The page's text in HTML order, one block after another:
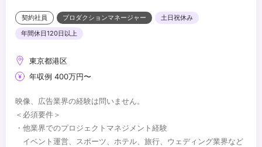
契約社員 プロダクションマネージャー
土日祝休み
年間休日120日以上
東京都港区
年収例 400万円〜
映像、広告業界の経験は問いません。
＜必須要件＞
・他業界でのプロジェクトマネジメント経験
イベント運営、スポーツ、ホテル、旅行、ウェディング業界など